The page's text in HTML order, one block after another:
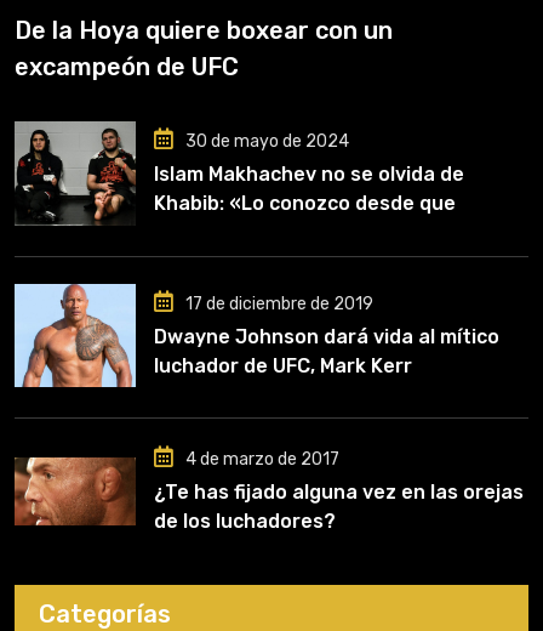
De la Hoya quiere boxear con un
excampeón de UFC
30 de mayo de 2024
Islam Makhachev no se olvida de
Khabib: «Lo conozco desde que
clave en mi carrera»
17 de diciembre de 2019
Dwayne Johnson dará vida al mítico
luchador de UFC, Mark Kerr
4 de marzo de 2017
¿Te has fijado alguna vez en las orejas
de los luchadores?
Categorías